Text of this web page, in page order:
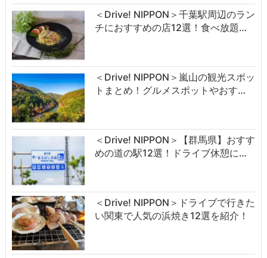
＜Drive! NIPPON＞千葉駅周辺のラン
チにおすすめの店12選！食べ放題…
＜Drive! NIPPON＞嵐山の観光スポッ
トまとめ！グルメスポットやおす…
＜Drive! NIPPON＞【群馬県】おすす
めの道の駅12選！ドライブ休憩に…
＜Drive! NIPPON＞ドライブで行きた
い関東で人気の浜焼き12選を紹介！